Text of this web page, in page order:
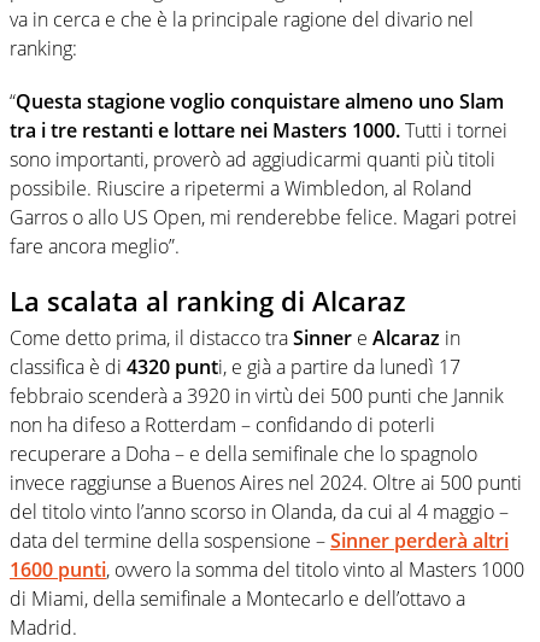
va in cerca e che è la principale ragione del divario nel
ranking:
“Questa stagione voglio conquistare almeno uno Slam
tra i tre restanti e lottare nei Masters 1000.Tutti i tornei
sono importanti, proverò ad aggiudicarmi quanti più titoli
possibile. Riuscire a ripetermi a Wimbledon, al Roland
Garros o allo US Open, mi renderebbe felice. Magari potrei
fare ancora meglio”.
La scalata al ranking di Alcaraz
Come detto prima, il distacco traSinner e Alcaraz in
classifica è di 4320 punti, e già a partire da lunedì 17
febbraio scenderà a 3920 in virtù dei 500 punti che Jannik
non ha difeso a Rotterdam – confidando di poterli
recuperare a Doha – e della semifinale che lo spagnolo
invece raggiunse a Buenos Aires nel 2024. Oltre ai 500 punti
del titolo vinto l’anno scorso in Olanda, da cui al 4 maggio –
data del termine della sospensione –Sinner perderà altri
1600 punti, ovvero la somma del titolo vinto al Masters 1000
di Miami, della semifinale a Montecarlo e dell’ottavo a
Madrid.